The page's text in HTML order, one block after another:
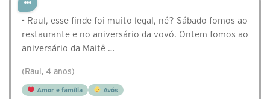
- Raul, esse finde foi muito legal, né? Sábado fomos ao
restaurante e no aniversário da vovó. Ontem fomos ao
aniversário da Maitê …
(Raul, 4 anos)
Amor e família Avós